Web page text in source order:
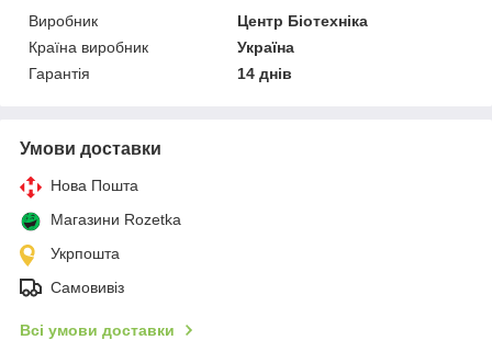
Виробник
Центр Біотехніка
Країна виробник
Україна
Гарантія
14 днів
Умови доставки
Нова Пошта
Магазини Rozetka
Укрпошта
Самовивіз
Всі умови доставки